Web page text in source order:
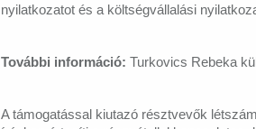
nyilatkozatot és a költségvállalási
További információ: Turkovics Rebeka
A támogatással kiutazó résztvevők